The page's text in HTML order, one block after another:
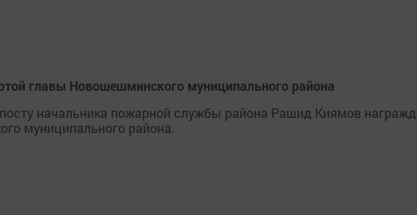
главы Новошешминского муниципального района
начальника пожарной службы района Рашид Киямов
муниципального района.